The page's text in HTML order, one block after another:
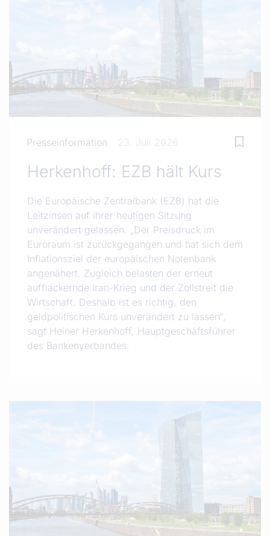
Presseinformation 23. Juli 2026
Herkenhoff: EZB hält Kurs
Die Europäische Zentralbank (EZB) hat die
Leitzinsen auf ihrer heutigen Sitzung
unverändert gelassen. „Der Preisdruck im
Euroraum ist zurückgegangen und hat sich dem
Inflationsziel der europäischen Notenbank
angenähert. Zugleich belasten der erneut
aufflackernde Iran-Krieg und der Zollstreit die
Wirtschaft. Deshalb ist es richtig, den
geldpolitischen Kurs unverändert zu lassen“,
sagt Heiner Herkenhoff, Hauptgeschäftsführer
des Bankenverbandes.